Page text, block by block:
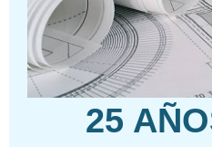
25